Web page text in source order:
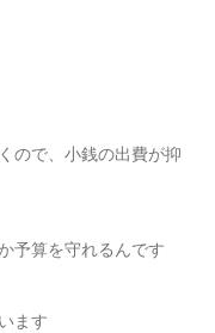
ので、小銭の出費が抑
予算を守れるんです
ます